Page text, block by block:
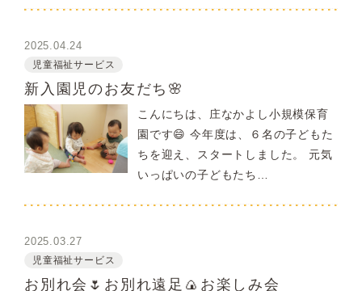
2025.04.24
児童福祉サービス
新入園児のお友だち🌸
こんにちは、庄なかよし小規模保育
園です😄 今年度は、６名の子どもた
ちを迎え、スタートしました。 元気
いっぱいの子どもたち…
2025.03.27
児童福祉サービス
お別れ会🌷お別れ遠足🍙お楽しみ会